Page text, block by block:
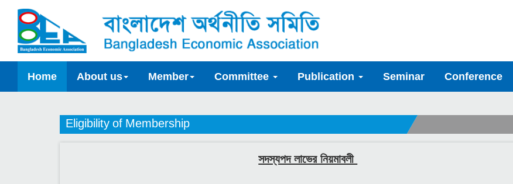
Home About us Member Committee Publication Seminar Conference
Eligibility of Membership
সদস্যপদ লাভের নিয়মাবলী